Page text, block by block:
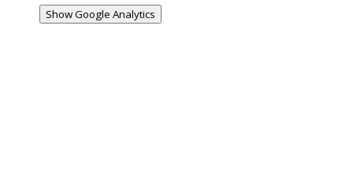
Show Google Analytics